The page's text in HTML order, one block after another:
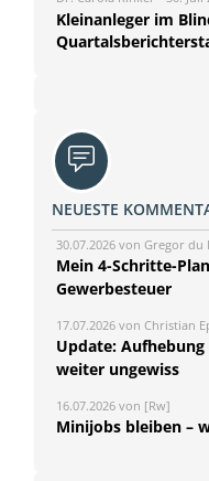
Kleinanleger im
NEUESTE
30.07.2026 von Gregor
Mein 4-Schritte-
Gewerbesteuer
17.07.2026 von Christian
Update:
weiter ungewiss
16.07.2026 von [Rw]
Minijobs bleiben –